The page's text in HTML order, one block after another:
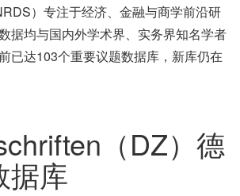
）专注于经济、金融与商学前沿研
据均与国内外学术界、实务界知名学者
已达103个重要议题数据库，新库仍在
（DZ）德
据库